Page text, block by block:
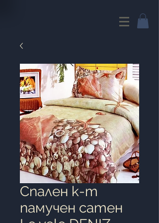
Спален к-т
памучен сатен